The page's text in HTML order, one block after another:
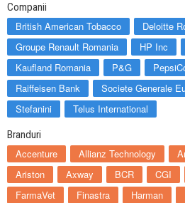
Companii
British American Tobacco Deloitte
Groupe Renault Romania
HP Inc
Kaufland Romania
P&G
Raiffeisen Bank
Societe Generale
Stefanini
Telus International
Branduri
Accenture Allianz Technology
Ariston
Axway BCR CGI
FarmaVet
Finastra Harman